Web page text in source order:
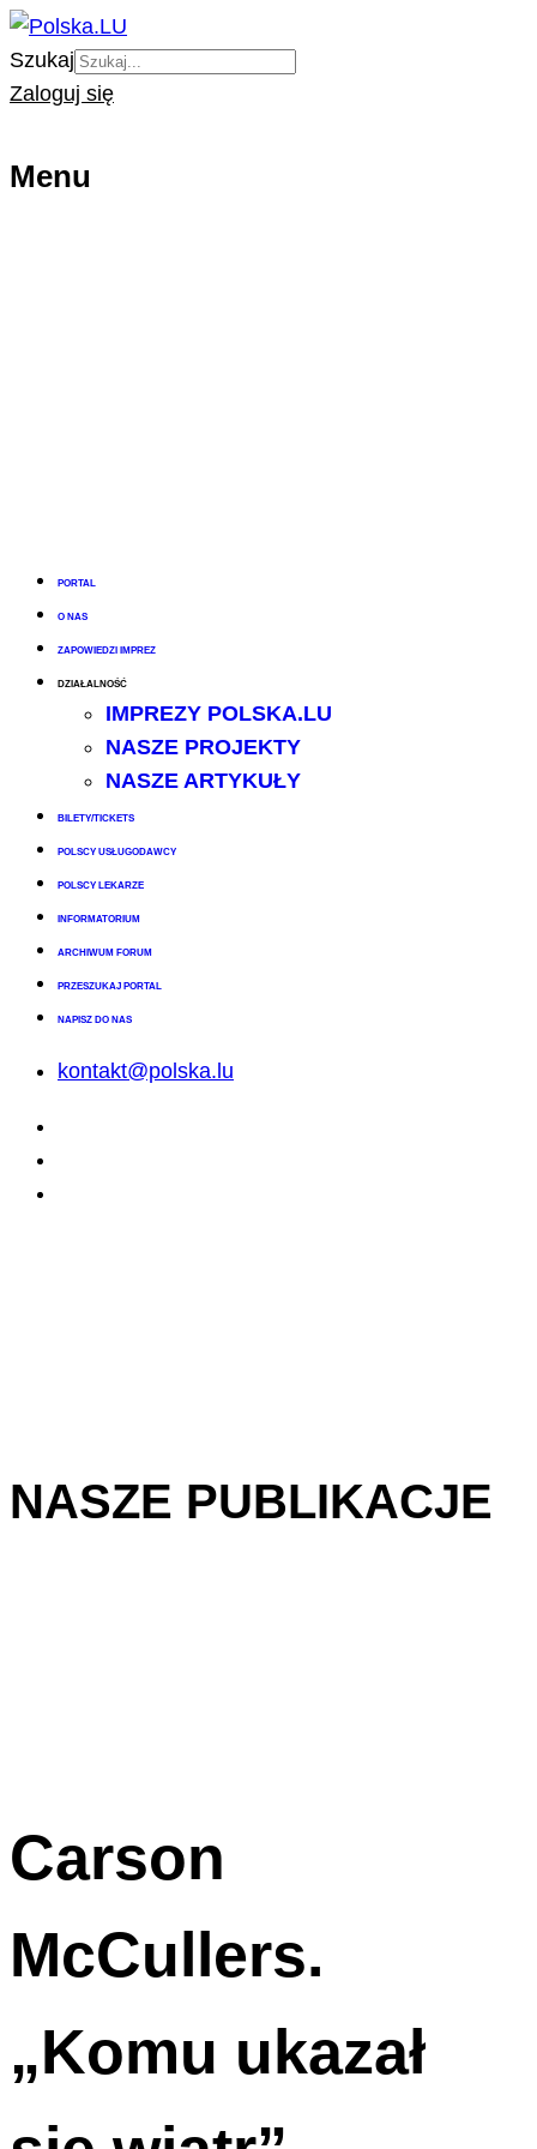
Szukaj
Zaloguj się
Menu
PORTAL
O NAS
ZAPOWIEDZI IMPREZ
DZIAŁALNOŚĆ
IMPREZY POLSKA.LU
NASZE PROJEKTY
NASZE ARTYKUŁY
BILETY/TICKETS
POLSCY USŁUGODAWCY
POLSCY LEKARZE
INFORMATORIUM
ARCHIWUM FORUM
PRZESZUKAJ PORTAL
NAPISZ DO NAS
kontakt@polska.lu
NASZE PUBLIKACJE
Carson
McCullers.
„Komu ukazał